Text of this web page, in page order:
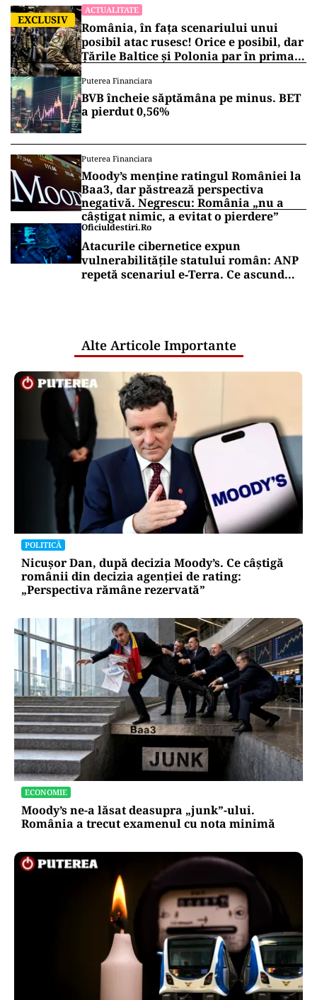
EXCLUSIV
ACTUALITATE
România, în fața scenariului unui
posibil atac rusesc! Orice e posibil, dar
Țările Baltice și Polonia par în prima
Puterea Financiara
BVB încheie săptămâna pe minus. BET
a pierdut 0,56%
Puterea Financiara
Moody’s menține ratingul României la
Baa3, dar păstrează perspectiva
negativă. Negrescu: România „nu a
câștigat nimic, a evitat o pierdere”
Oficiuldestiri.ro
Atacurile cibernetice expun
vulnerabilitățile statului român: ANP
repetă scenariul e‑Terra. Ce ascund
Alte Articole Importante
POLITICĂ
Nicușor Dan, după decizia Moody’s. Ce câștigă
românii din decizia agenției de rating:
„Perspectiva rămâne rezervată”
ECONOMIE
Moody’s ne-a lăsat deasupra „junk”-ului.
România a trecut examenul cu nota minimă